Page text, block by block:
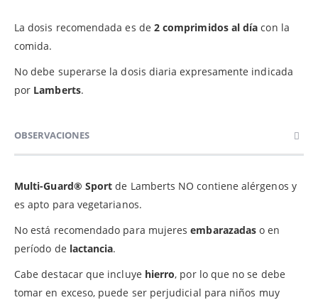
La dosis recomendada es de 2 comprimidos al día con la
comida.
No debe superarse la dosis diaria expresamente indicada
por Lamberts.
OBSERVACIONES
Multi-Guard® Sport de Lamberts NO contiene alérgenos y
es apto para vegetarianos.
No está recomendado para mujeresembarazadas o en
período de lactancia.
Cabe destacar que incluye hierro, por lo que no se debe
tomar en exceso, puede ser perjudicial para niños muy